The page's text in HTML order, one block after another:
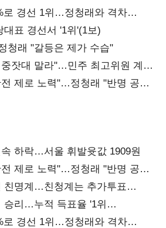
로 경선 1위…정청래와 격차
대표 경선서 '1위'(1보)
청래 "갈등은 제가 수습"
잣대 말라"…민주 최고위원 계파
제로 노력"…정청래 "반명 공세
하락…서울 휘발윳값 1909원
제로 노력"…정청래 "반명 공세
친명계…친청계는 추가투표
승리…누적 득표율 '1위
로 경선 1위…정청래와 격차